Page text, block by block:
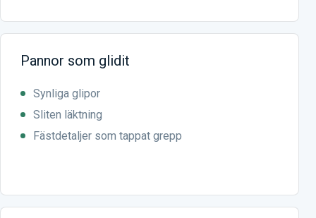
Pannor som glidit
Synliga glipor
Sliten läktning
Fästdetaljer som tappat grepp